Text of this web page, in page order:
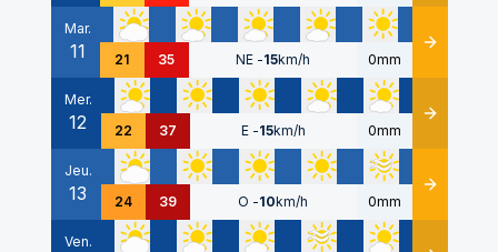
Mar.
11 21 35 NE -15km/h 0mm Détails
Mer.
12 22 37 E -15km/h 0mm Détails
Jeu.
13 24 39 O -10km/h 0mm Détails
Ven.